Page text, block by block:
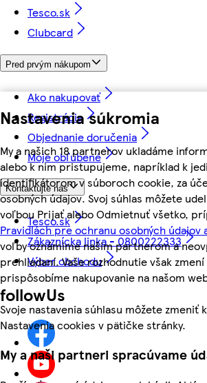
Nastavenia súkromia
My a našich 18 partnerov ukladáme
alebo k nim pristupujeme, napríklad k
identifikátorom v súboroch cookie, za
osobných údajov. Svoj súhlas môžete
voľbou Prijať alebo Odmietnuť všetko,
Pravidlách pre ochranu osobných údajov
voľby oznámime našim partnerom a
prehliadaní. Vaše rozhodnutie však
prispôsobíme nakupovanie na našom
Svoje nastavenia súhlasu môžete zmeniť
Nastavenia cookies v pätičke stránky.
My a naši partneri spracúvame
Tesco.sk
Clubcard
Pred prvým nákupom
Ako nakupovať
Registrácia
Objednanie doručenia
Moje obľúbené
Kontaktujte nás
Tesco.sk
Zákaznícka linka - 0800222333
Výber obchodu
followUs